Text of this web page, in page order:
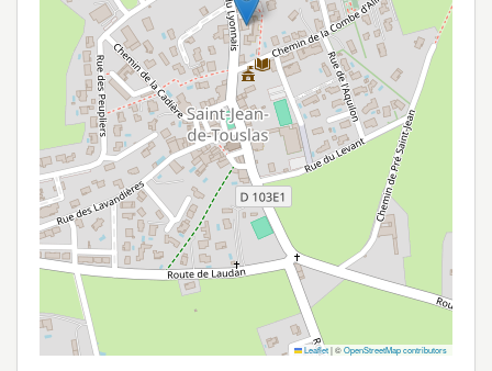
Leaflet|©OpenStreetMap contributors